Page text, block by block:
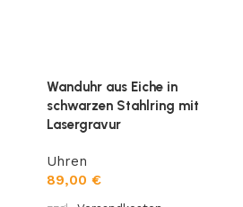
Wanduhr aus Eiche in
schwarzen Stahlring mit
Lasergravur
Uhren
89,00 €